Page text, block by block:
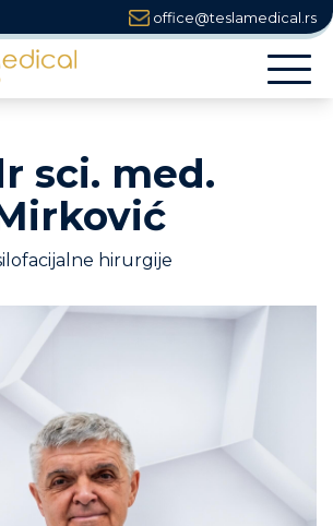
office@teslamedical.rs
sci. med.
hirurgije